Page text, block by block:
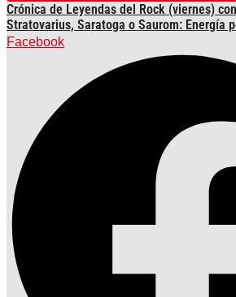
Crónica de Leyendas del Rock (viernes)
Stratovarius, Saratoga o Saurom: Energía
Facebook